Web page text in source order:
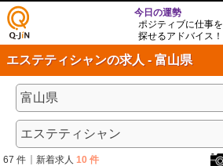
仕事
探し
の求
人サ
イト
Q-Ji
今日の運勢
ポジティブに仕事を
探せるアドバイス！
エステティシャンの求人 - 富山県
67 件 新着求人 10 件